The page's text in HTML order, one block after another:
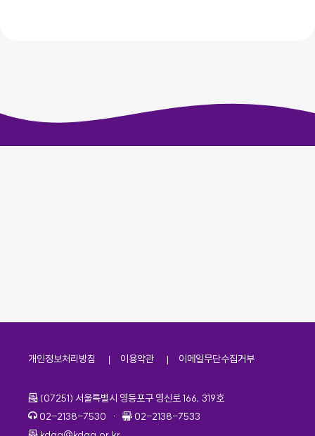
개인정보처리방침 이용약관 이메일무단수집거부
주소
(07251) 서울특별시 영등포구 영신로 166, 319호
전화번호
02-2138-7530 · 팩스번호
02-2138-7533